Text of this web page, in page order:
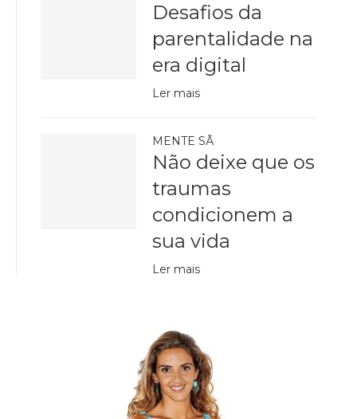
Desafios da
parentalidade na
era digital
Ler mais
MENTE SÃ
Não deixe que os
traumas
condicionem a
sua vida
Ler mais